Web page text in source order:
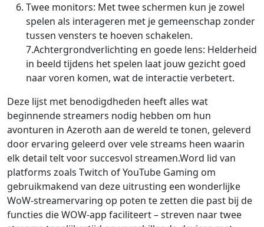
Twee monitors: Met twee schermen kun je zowel
spelen als interageren met je gemeenschap zonder
tussen vensters te hoeven schakelen.
7.Achtergrondverlichting en goede lens: Helderheid
in beeld tijdens het spelen laat jouw gezicht goed
naar voren komen, wat de interactie verbetert.
Deze lijst met benodigdheden heeft alles wat
beginnende streamers nodig hebben om hun
avonturen in Azeroth aan de wereld te tonen, geleverd
door ervaring geleerd over vele streams heen waarin
elk detail telt voor succesvol streamen.Word lid van
platforms zoals Twitch of YouTube Gaming om
gebruikmakend van deze uitrusting een wonderlijke
WoW-streamervaring op poten te zetten die past bij de
functies die WOW-app faciliteert – streven naar twee